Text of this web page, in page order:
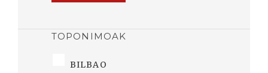
TOPONIMOAK
BILBAO